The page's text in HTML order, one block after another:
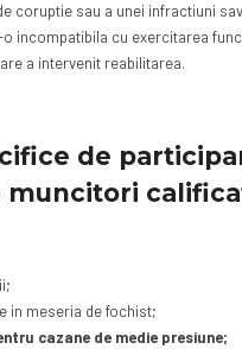
coruptie sau a unei infractiuni
incompatibila cu exercitarea
a intervenit reabilitarea.
de
muncitori
in meseria de fochist;
cazane de medie presiune;